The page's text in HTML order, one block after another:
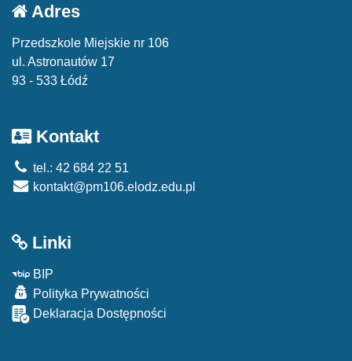
Adres
Przedszkole Miejskie nr 106
ul. Astronautów 17
93 - 533 Łódź
Kontakt
tel.: 42 684 22 51
kontakt@pm106.elodz.edu.pl
Linki
BIP
Polityka Prywatności
Deklaracja Dostępności